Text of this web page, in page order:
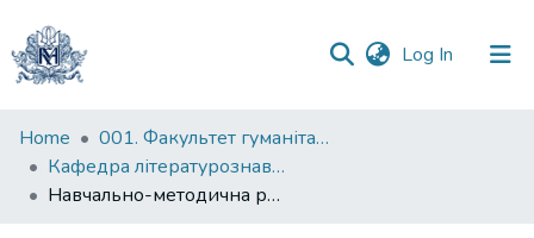
Log In (current)
Communities
&
Collections
Home
001. Факультет гуманітарних наук
Кафедра літературознавства імені Володимира Моренця
Навчально-методична розробка для викладання і вивчення курсу "Національно-культурна ідентичність в українській літературі ХХ-ХХІ ст."